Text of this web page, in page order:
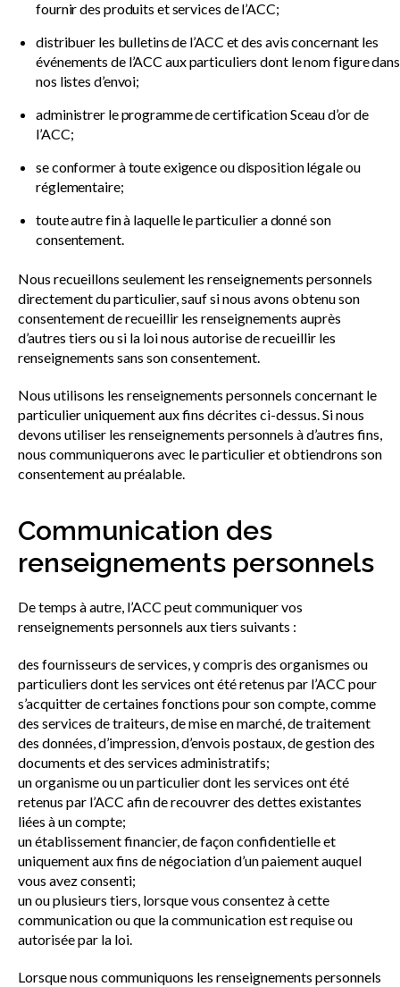
fournir des produits et services de l’ACC;
distribuer les bulletins de l’ACC et des avis concernant les
événements de l’ACC aux particuliers dont le nom figure dans
nos listes d’envoi;
administrer le programme de certification Sceau d’or de
l’ACC;
se conformer à toute exigence ou disposition légale ou
réglementaire;
toute autre fin à laquelle le particulier a donné son
consentement.
Nous recueillons seulement les renseignements personnels
directement du particulier, sauf si nous avons obtenu son
consentement de recueillir les renseignements auprès
d’autres tiers ou si la loi nous autorise de recueillir les
renseignements sans son consentement.
Nous utilisons les renseignements personnels concernant le
particulier uniquement aux fins décrites ci-dessus. Si nous
devons utiliser les renseignements personnels à d’autres fins,
nous communiquerons avec le particulier et obtiendrons son
consentement au préalable.
Communication des
renseignements personnels
De temps à autre, l’ACC peut communiquer vos
renseignements personnels aux tiers suivants :
des fournisseurs de services, y compris des organismes ou
particuliers dont les services ont été retenus par l’ACC pour
s’acquitter de certaines fonctions pour son compte, comme
des services de traiteurs, de mise en marché, de traitement
des données, d’impression, d’envois postaux, de gestion des
documents et des services administratifs;
un organisme ou un particulier dont les services ont été
retenus par l’ACC afin de recouvrer des dettes existantes
liées à un compte;
un établissement financier, de façon confidentielle et
uniquement aux fins de négociation d’un paiement auquel
vous avez consenti;
un ou plusieurs tiers, lorsque vous consentez à cette
communication ou que la communication est requise ou
autorisée par la loi.
Lorsque nous communiquons les renseignements personnels